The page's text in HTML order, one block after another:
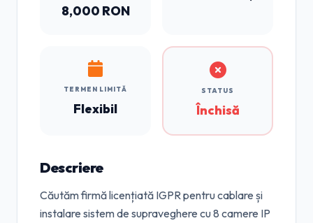
8,000 RON
TERMEN LIMITĂ
Flexibil
STATUS
Închisă
Descriere
Căutăm firmă licențiată IGPR pentru cablare și
instalare sistem de supraveghere cu 8 camere IP